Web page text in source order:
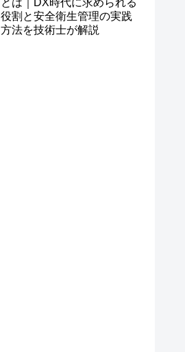
役割と安全衛生管理の実践
方法を技術士が解説